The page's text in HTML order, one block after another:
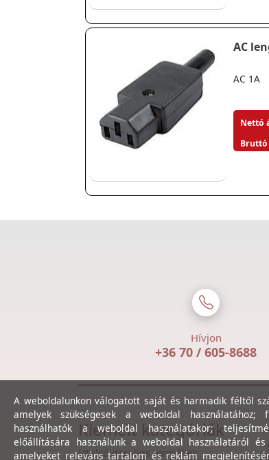
AC
AC 1A
Nettó
Bruttó
Hívjon
+36 70 / 605-8688
Kiemelt kategóriák
Utolsó darabos termékek
A weboldalunkon válogatott saját és harmadik féltől
amelyek szükségesek a weboldal használatához;
használhatók a weboldal használatakor;
előállítására használunk a weboldal használatáról
amelyeket releváns tartalom és reklám